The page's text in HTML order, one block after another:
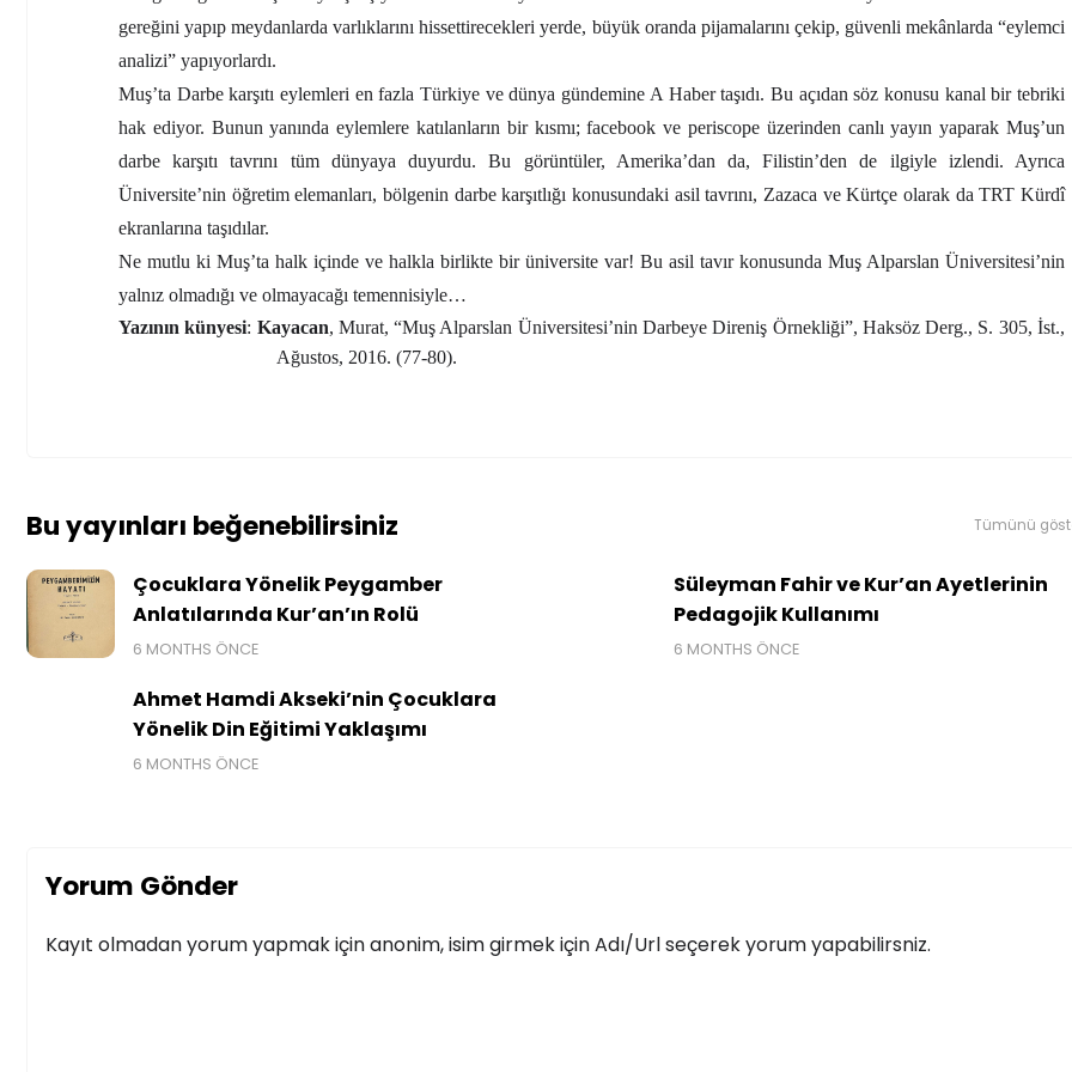
gereğini yapıp meydanlarda varlıklarını hissettirecekleri yerde, büyük oranda pijamalarını çekip, güvenli mekânlarda “eylemci
analizi” yapıyorlardı.
Muş’ta Darbe karşıtı eylemleri en fazla Türkiye ve dünya gündemine A Haber taşıdı. Bu açıdan söz konusu kanal bir tebriki
hak ediyor. Bunun yanında eylemlere katılanların bir kısmı; facebook ve periscope üzerinden canlı yayın yaparak Muş’un
darbe karşıtı tavrını tüm dünyaya duyurdu. Bu görüntüler, Amerika’dan da, Filistin’den de ilgiyle izlendi. Ayrıca
Üniversite’nin öğretim elemanları, bölgenin darbe karşıtlığı konusundaki asil tavrını, Zazaca ve Kürtçe olarak da TRT Kürdî
ekranlarına taşıdılar.
Ne mutlu ki Muş’ta halk içinde ve halkla birlikte bir üniversite var! Bu asil tavır konusunda Muş Alparslan Üniversitesi’nin
yalnız olmadığı ve olmayacağı temennisiyle…
Yazının künyesi: Kayacan, Murat, “Muş Alparslan Üniversitesi’nin Darbeye Direniş Örnekliği”, Haksöz Derg., S. 305, İst.,
Ağustos, 2016. (77-80).
Bu yayınları beğenebilirsiniz Tümünü
Çocuklara Yönelik Peygamber
Anlatılarında Kur’an’ın Rolü
6 MONTHS ÖNCE
Süleyman Fahir ve Kur’an Ayetlerinin
Pedagojik Kullanımı
6 MONTHS ÖNCE
Ahmet Hamdi Akseki’nin Çocuklara
Yönelik Din Eğitimi Yaklaşımı
6 MONTHS ÖNCE
Yorum Gönder
Kayıt olmadan yorum yapmak için anonim, isim girmek için Adı/Url seçerek yorum yapabilirsniz.